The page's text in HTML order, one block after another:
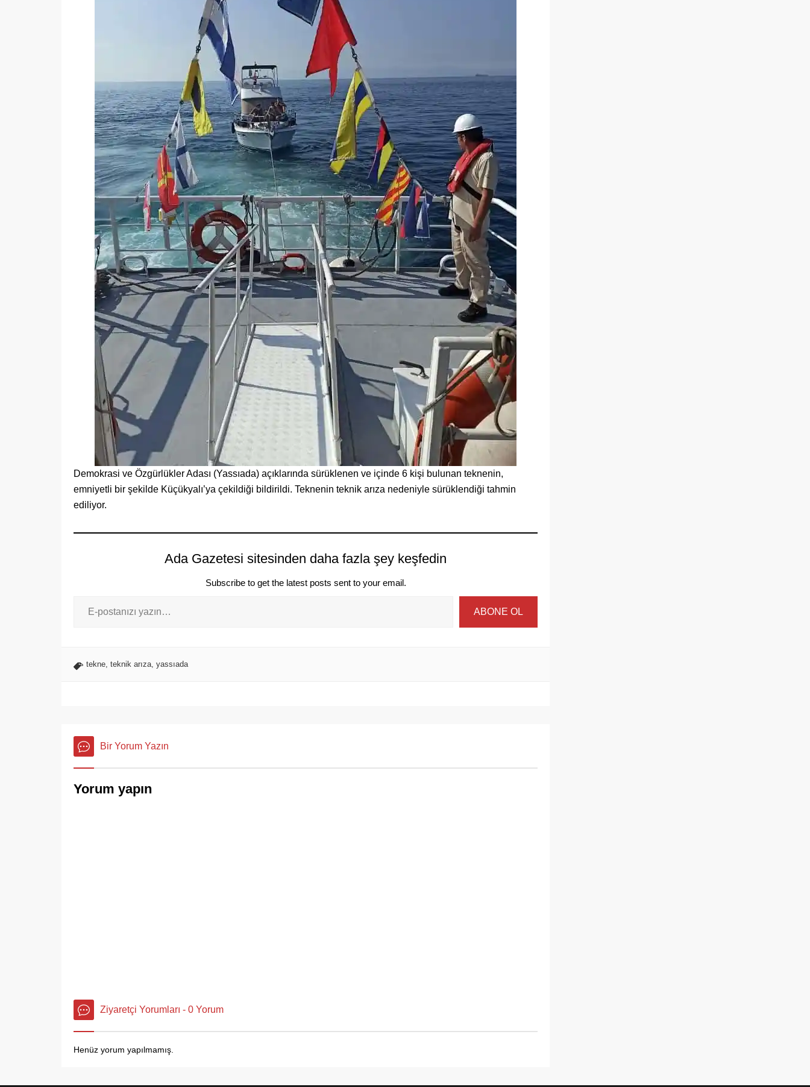
Demokrasi ve Özgürlükler Adası (Yassıada) açıklarında sürüklenen ve içinde 6 kişi bulunan teknenin,
emniyetli bir şekilde Küçükyalı’ya çekildiği bildirildi. Teknenin teknik arıza nedeniyle sürüklendiği tahmin
ediliyor.
Ada Gazetesi sitesinden daha fazla şey keşfedin
Subscribe to get the latest posts sent to your email.
ABONE OL
tekne, teknik arıza, yassıada
Bir Yorum Yazın
Yorum yapın
Ziyaretçi Yorumları - 0 Yorum
Henüz yorum yapılmamış.